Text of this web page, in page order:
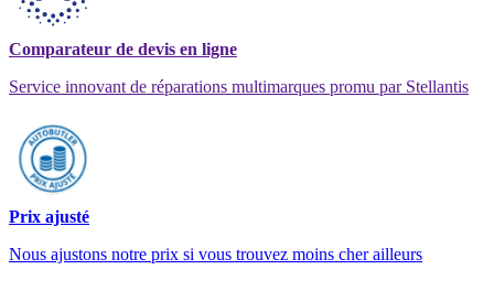
Comparateur de devis en ligne
Service innovant de réparations multimarques promu par Stellantis
Prix ajusté
Nous ajustons notre prix si vous trouvez moins cher ailleurs